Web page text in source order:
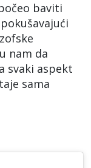
baviti
nam da
svaki aspekt
sama